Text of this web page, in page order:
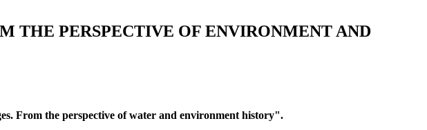
THE PERSPECTIVE OF ENVIRONMENT AND
From the perspective of water and environment history".